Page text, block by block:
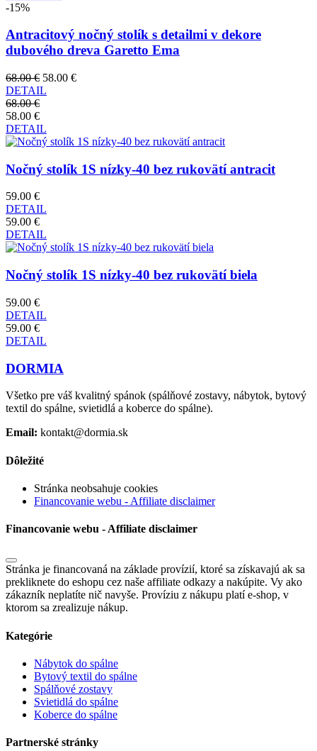
-15%
Antracitový nočný stolík s detailmi v dekore
dubového dreva Garetto Ema
68.00 € 58.00 €
DETAIL
68.00 €
58.00 €
DETAIL
Nočný stolík 1S nízky-40 bez rukovätí antracit
59.00 €
DETAIL
59.00 €
DETAIL
Nočný stolík 1S nízky-40 bez rukovätí biela
59.00 €
DETAIL
59.00 €
DETAIL
DORMIA
Všetko pre váš kvalitný spánok (spálňové zostavy, nábytok, bytový
textil do spálne, svietidlá a koberce do spálne).
Email: kontakt@dormia.sk
Dôležité
Stránka neobsahuje cookies
Financovanie webu - Affiliate disclaimer
Financovanie webu - Affiliate disclaimer
Stránka je financovaná na základe provízií, ktoré sa získavajú ak sa
prekliknete do eshopu cez naše affiliate odkazy a nakúpite. Vy ako
zákazník neplatíte nič navyše. Províziu z nákupu platí e-shop, v
ktorom sa zrealizuje nákup.
Kategórie
Nábytok do spálne
Bytový textil do spálne
Spálňové zostavy
Svietidlá do spálne
Koberce do spálne
Partnerské stránky